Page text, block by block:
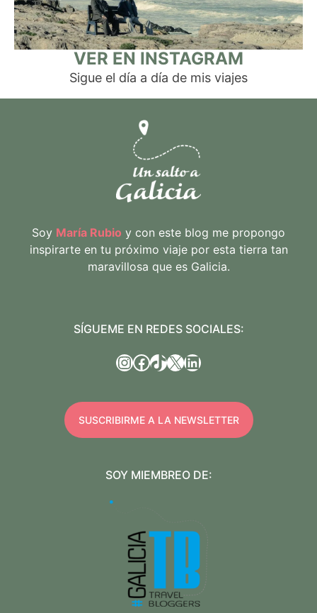
VER EN INSTAGRAM
Sigue el día a día de mis viajes
Soy María Rubio y con este blog me propongo
inspirarte en tu próximo viaje por esta tierra tan
maravillosa que es Galicia.
SÍGUEME EN REDES SOCIALES:
Instagram
Facebook
TikTok
X LinkedIn
SUSCRIBIRME A LA NEWSLETTER
SOY MIEMBREO DE: